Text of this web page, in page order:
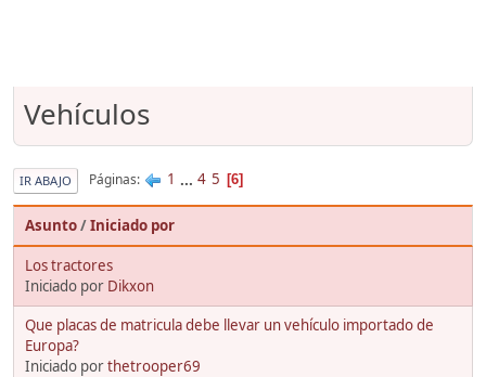
Vehículos
IR ABAJO Páginas 1 ... 4 5 6
Asunto/Iniciado por
Los tractores
Iniciado por Dikxon
Que placas de matricula debe llevar un vehículo importado de
Europa?
Iniciado porthetrooper69